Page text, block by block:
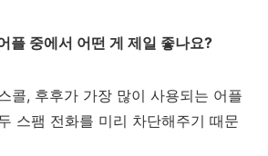
플 중에서 어떤 게 제일 좋나요?
콜, 후후가 가장 많이 사용되는 어플
스팸 전화를 미리 차단해주기 때문